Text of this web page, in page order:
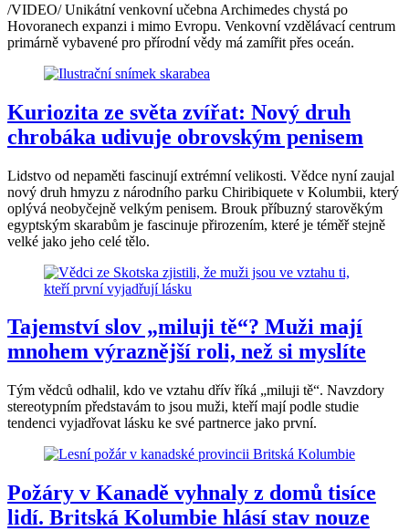
/VIDEO/ Unikátní venkovní učebna Archimedes chystá po
Hovoranech expanzi i mimo Evropu. Venkovní vzdělávací centrum
primárně vybavené pro přírodní vědy má zamířit přes oceán.
Kuriozita ze světa zvířat: Nový druh
chrobáka udivuje obrovským penisem
Lidstvo od nepaměti fascinují extrémní velikosti. Vědce nyní zaujal
nový druh hmyzu z národního parku Chiribiquete v Kolumbii, který
oplývá neobyčejně velkým penisem. Brouk příbuzný starověkým
egyptským skarabům je fascinuje přirozením, které je téměř stejně
velké jako jeho celé tělo.
Tajemství slov „miluji tě“? Muži mají
mnohem výraznější roli, než si myslíte
Tým vědců odhalil, kdo ve vztahu dřív říká „miluji tě“. Navzdory
stereotypním představám to jsou muži, kteří mají podle studie
tendenci vyjadřovat lásku ke své partnerce jako první.
Požáry v Kanadě vyhnaly z domů tisíce
lidí. Britská Kolumbie hlásí stav nouze